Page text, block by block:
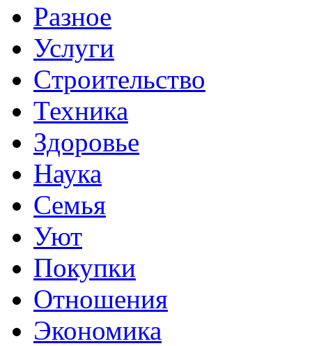
Разное
Услуги
Cтроительство
Техника
Здоровье
Наука
Семья
Уют
Покупки
Отношения
Экономика